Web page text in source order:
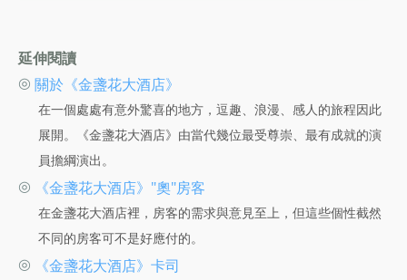
延伸閱讀
◎ 關於《金盞花大酒店》
在一個處處有意外驚喜的地方，逗趣、浪漫、感人的旅程因此
展開。《金盞花大酒店》由當代幾位最受尊崇、最有成就的演
員擔綱演出。
◎ 《金盞花大酒店》"奧"房客
在金盞花大酒店裡，房客的需求與意見至上，但這些個性截然
不同的房客可不是好應付的。
◎ 《金盞花大酒店》卡司